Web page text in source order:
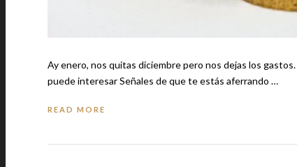
Ay enero, nos quitas diciembre pero nos dejas los gastos.
puede interesar Señales de que te estás aferrando …
READ MORE